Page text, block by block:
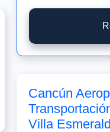
Cancún
Villa